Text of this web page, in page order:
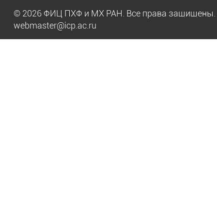
© 2026 ФИЦ ПХФ и МХ РАН. Все права
webmaster@icp.ac.ru